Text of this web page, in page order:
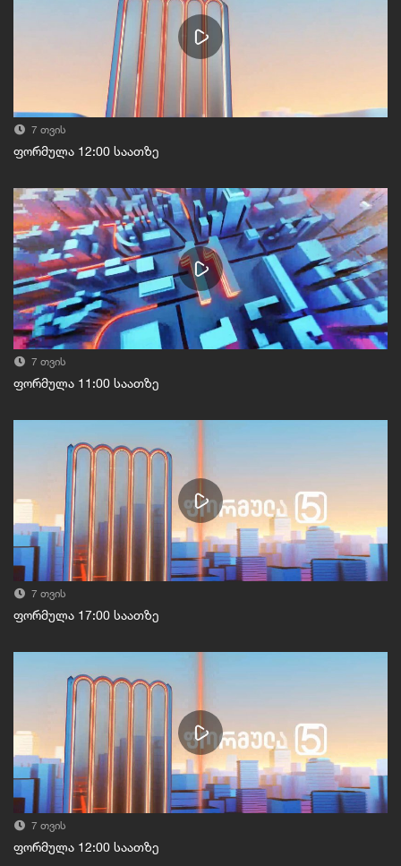
7 თვის
ფორმულა 12:00 საათზე
7 თვის
ფორმულა 11:00 საათზე
7 თვის
ფორმულა 17:00 საათზე
7 თვის
ფორმულა 12:00 საათზე